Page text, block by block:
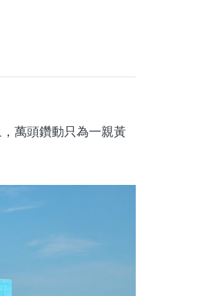
萬頭鑽動只為一親黃